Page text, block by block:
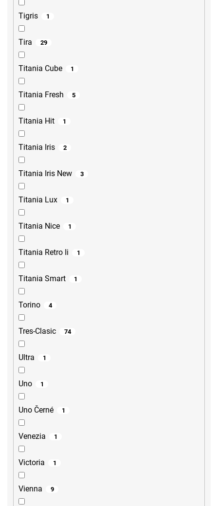
Tigris 1
Tira 29
Titania Cube 1
Titania Fresh 5
Titania Hit 1
Titania Iris 2
Titania Iris New 3
Titania Lux 1
Titania Nice 1
Titania Retro Ii 1
Titania Smart 1
Torino 4
Tres-Clasic 74
Ultra 1
Uno 1
Uno Černé 1
Venezia 1
Victoria 1
Vienna 9